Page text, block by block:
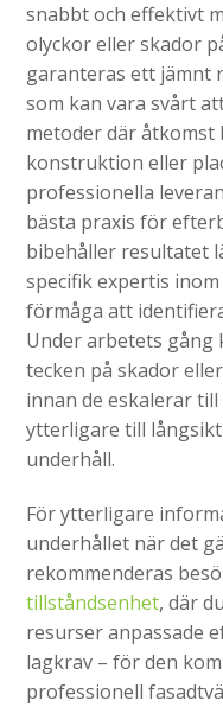
snabbt och effektivt
olyckor eller skador
garanteras ett jämnt
som kan vara svårt
metoder där åtkomst
konstruktion eller
professionella
bästa praxis för
bibehåller resultatet
specifik expertis
förmåga att
Under arbetets
tecken på skador
innan de eskalerar
ytterligare till
underhåll.
För ytterligare
underhållet när det
rekommenderas
tillståndsenhet, där
resurser anpassade
lagkrav – för den
professionell